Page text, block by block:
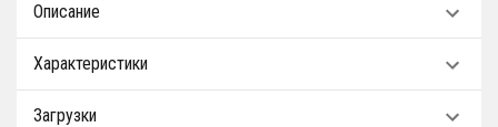
Описание
Характеристики
Загрузки